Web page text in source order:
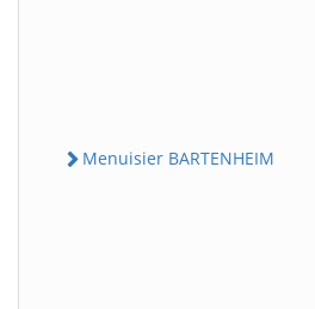
Menuisier BARTENHEIM